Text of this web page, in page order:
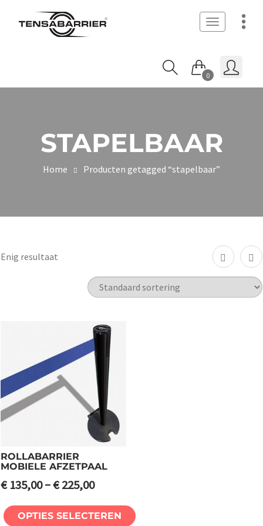
Toggle
0
STAPELBAAR
Home Producten getagged “stapelbaar”
Enig resultaat
ROLLABARRIER
MOBIELE AFZETPAAL
€135,00–€225,00
OPTIES SELECTEREN